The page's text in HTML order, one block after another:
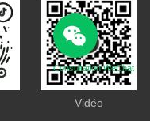
Vidéo
Consultation WeChat